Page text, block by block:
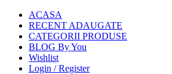
ACASA
RECENT ADAUGATE
CATEGORII PRODUSE
BLOG By You
Wishlist
Login / Register